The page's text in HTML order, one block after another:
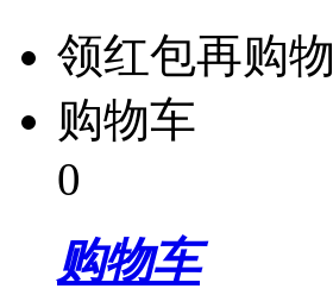
领红包再购物
购物车
0
购物车